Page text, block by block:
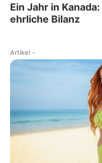
Ein Jahr in
ehrliche Bilanz
Artikel -